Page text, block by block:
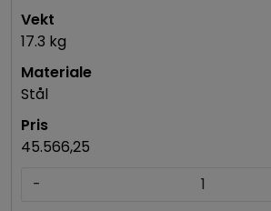
17.3 kg
Stål
45.566,25
-